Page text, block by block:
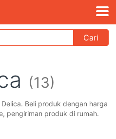
Cari
(13)
Beli produk dengan harga
pengiriman produk di rumah.